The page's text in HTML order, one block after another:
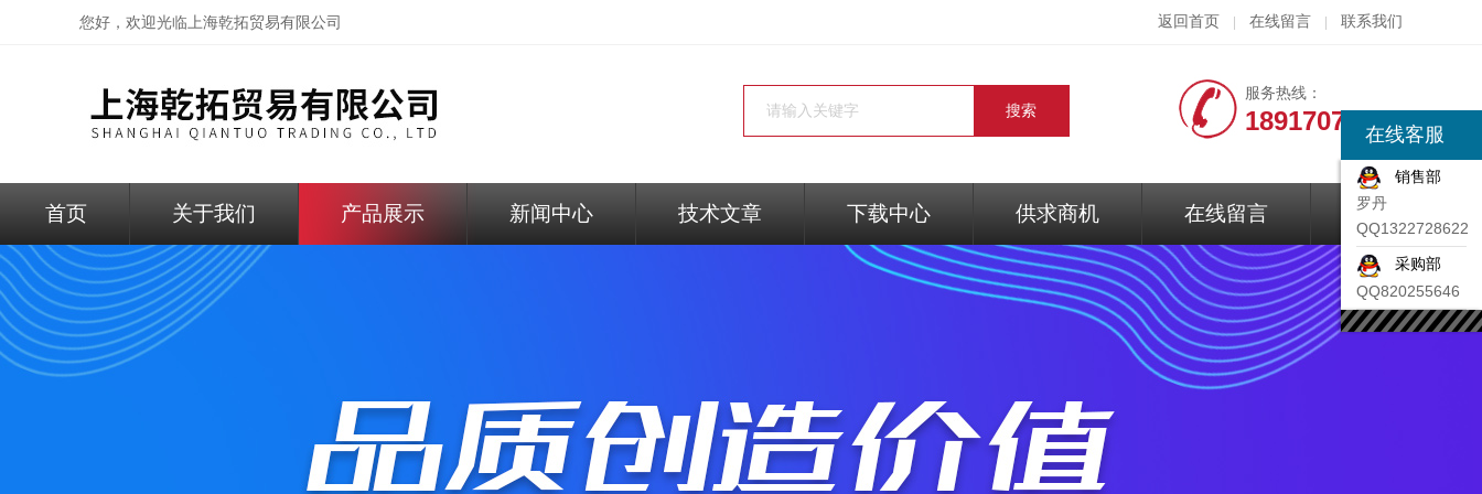
您好，欢迎光临上海乾拓贸易有限公司 返回首页 在线留言 联系我们
服务热线：
18917074297
首页 关于我们 产品展示 新闻中心 技术文章 下载中心 供求商机 在线留言 联系我们
在线客服
销售部
罗丹
QQ1322728622
采购部
QQ820255646